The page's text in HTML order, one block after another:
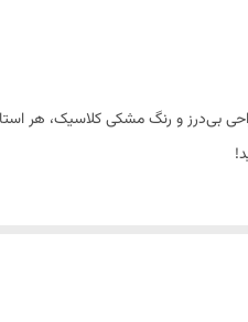
بی‌درز و رنگ مشکی کلاسیک، هر